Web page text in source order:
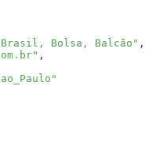
Bolsa, Balcão"